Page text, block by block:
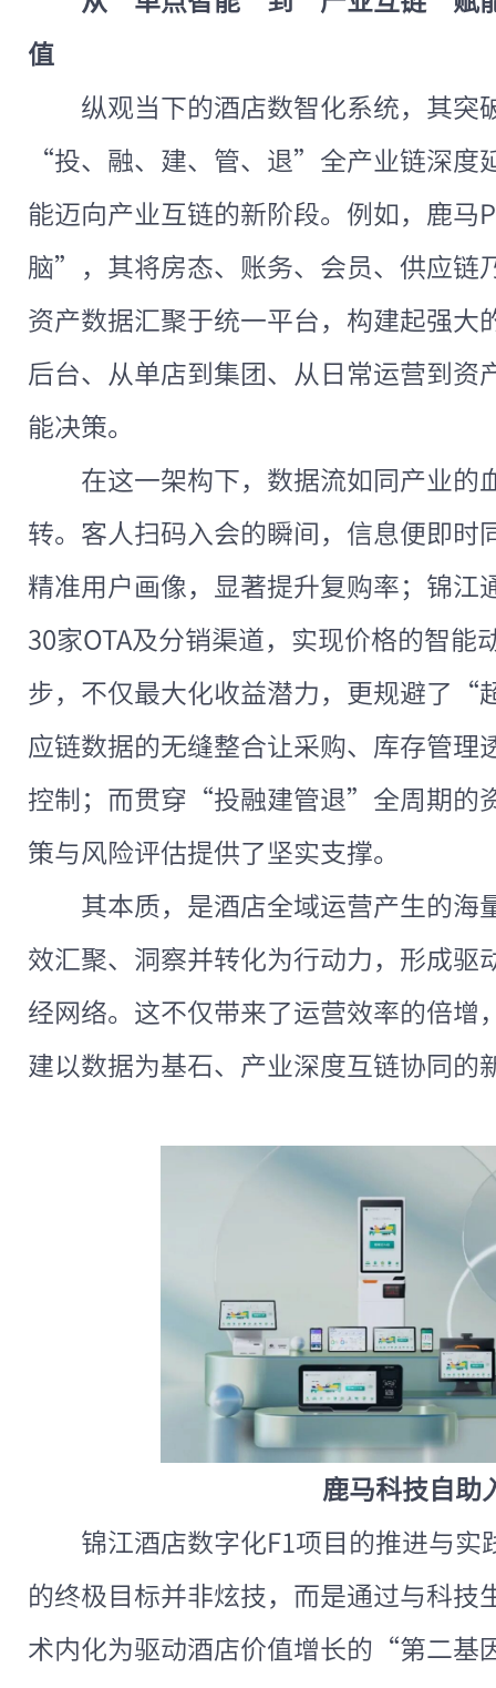
值
纵观当下的酒店数智化系统，其突
“投、融、建、管、退”全产业链深度
能迈向产业互链的新阶段。例如，鹿
脑”，其将房态、账务、会员、供应链
资产数据汇聚于统一平台，构建起强大
后台、从单店到集团、从日常运营到资
能决策。
在这一架构下，数据流如同产业的
转。客人扫码入会的瞬间，信息便即时
精准用户画像，显著提升复购率；锦江
30家OTA及分销渠道，实现价格的智能
步，不仅最大化收益潜力，更规避了“
应链数据的无缝整合让采购、库存管理
控制；而贯穿“投融建管退”全周期的
策与风险评估提供了坚实支撑。
其本质，是酒店全域运营产生的
效汇聚、洞察并转化为行动力，形成驱
经网络。这不仅带来了运营效率的倍增
建以数据为基石、产业深度互链协同的
鹿马科技自助
锦江酒店数字化F1项目的推进与实
的终极目标并非炫技，而是通过与科技
术内化为驱动酒店价值增长的“第二基